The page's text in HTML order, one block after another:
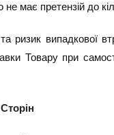
має претензій до
ризик випадкової
Товару при